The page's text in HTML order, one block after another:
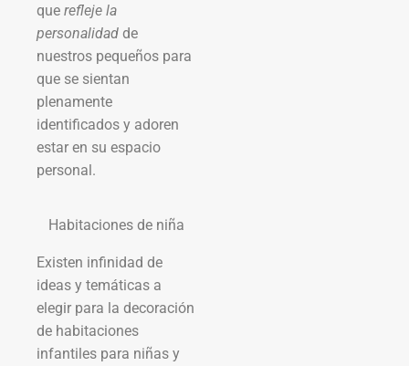
que refleje la
personalidad de
nuestros pequeños para
que se sientan
plenamente
identificados y adoren
estar en su espacio
personal.
Habitaciones de niña
Existen infinidad de
ideas y temáticas a
elegir para la decoración
de habitaciones
infantiles para niñas y